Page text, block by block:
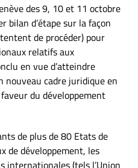
des 9, 10 et 11 octobre
bilan d’étape sur la façon
de procéder) pour
relatifs aux
en vue d’atteindre
nouveau cadre juridique en
du développement
de plus de 80 Etats de
de développement, les
internationales (tels l’Union